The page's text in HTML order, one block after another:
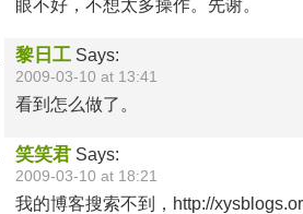
眼不好，不想太多操作。先谢。
黎日工 Says:
2009-03-10 at 13:41
看到怎么做了。
笑笑君 Says:
2009-03-10 at 18:21
我的博客搜索不到，http://